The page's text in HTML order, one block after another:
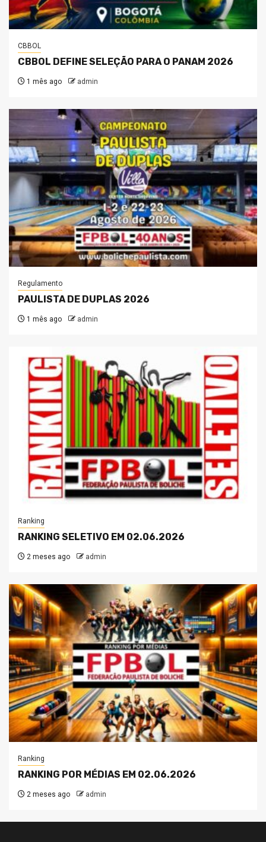
CBBOL
CBBOL DEFINE SELEÇÃO PARA O PANAM 2026
1 mês ago admin
Regulamento
PAULISTA DE DUPLAS 2026
1 mês ago admin
Ranking
RANKING SELETIVO EM 02.06.2026
2 meses ago admin
Ranking
RANKING POR MÉDIAS EM 02.06.2026
2 meses ago admin